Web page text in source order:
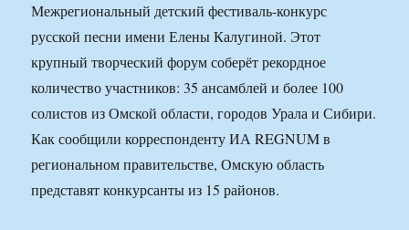
Межрегиональный детский фестиваль-конкурс
русской песни имени Елены Калугиной. Этот
крупный творческий форум соберёт рекордное
количество участников: 35 ансамблей и более 100
солистов из Омской области, городов Урала и Сибири.
Как сообщили корреспонденту ИА REGNUM в
региональном правительстве, Омскую область
представят конкурсанты из 15 районов.